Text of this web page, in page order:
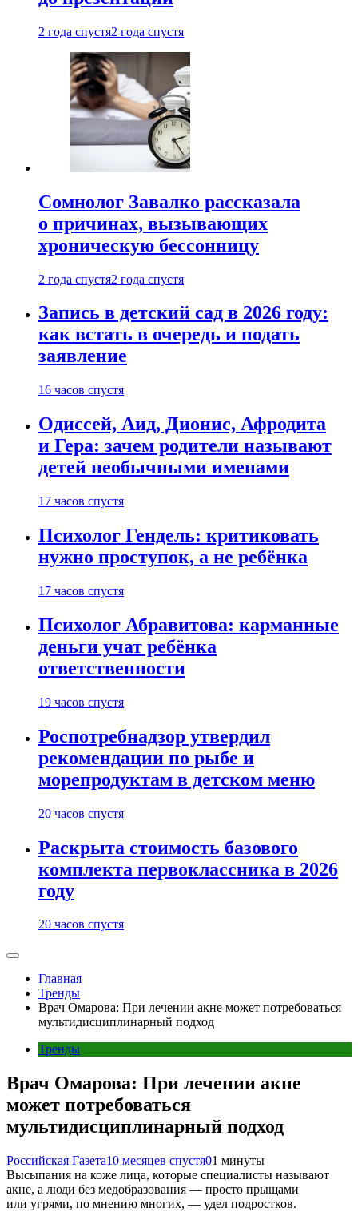
2 года спустя2 года спустя
Сомнолог Завалко рассказала
о причинах, вызывающих
хроническую бессонницу
2 года спустя2 года спустя
Запись в детский сад в 2026 году:
как встать в очередь и подать
заявление
16 часов спустя
Одиссей, Аид, Дионис, Афродита
и Гера: зачем родители называют
детей необычными именами
17 часов спустя
Психолог Гендель: критиковать
нужно проступок, а не ребёнка
17 часов спустя
Психолог Абравитова: карманные
деньги учат ребёнка
ответственности
19 часов спустя
Роспотребнадзор утвердил
рекомендации по рыбе и
морепродуктам в детском меню
20 часов спустя
Раскрыта стоимость базового
комплекта первоклассника в 2026
году
20 часов спустя
Главная
Тренды
Врач Омарова: При лечении акне может потребоваться
мультидисциплинарный подход
Тренды
Врач Омарова: При лечении акне
может потребоваться
мультидисциплинарный подход
Российская Газета10 месяцев спустя01 минуты
Высыпания на коже лица, которые специалисты называют
акне, а люди без медобразования — просто прыщами
или угрями, по мнению многих, — удел подростков.